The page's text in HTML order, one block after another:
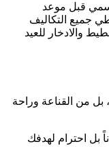
قبل موعد
جميع التكاليف
والادخار للعيد
بل من القناعة وراحة
بل احترام لهدفك